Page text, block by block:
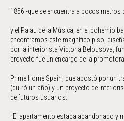
1856 -que se encuentra a pocos metros
y el Palau de la Música, en el bohemio
encontramos este magnífico piso,
por la interiorista Victoria Belousova,
proyecto fue un encargo de la promotora
Prime Home Spain, que apostó por un
(du-ró un año) y un proyecto de
de futuros usuarios.
"El apartamento estaba abandonado y